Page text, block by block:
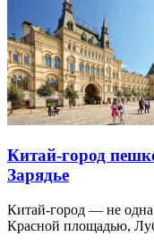
Китай-город
Зарядье
Китай-город — не
Красной площадью,